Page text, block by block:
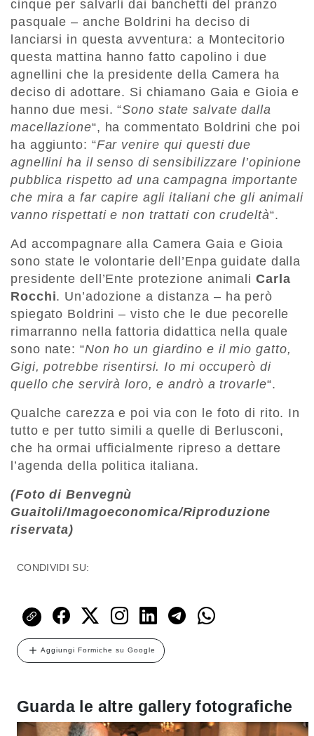
cinque per salvarli dai banchetti del pranzo
pasquale – anche Boldrini ha deciso di
lanciarsi in questa avventura: a Montecitorio
questa mattina hanno fatto capolino i due
agnellini che la presidente della Camera ha
deciso di adottare. Si chiamano Gaia e Gioia e
hanno due mesi. “Sono state salvate dalla
macellazione“, ha commentato Boldrini che poi
ha aggiunto: “Far venire qui questi due
agnellini ha il senso di sensibilizzare l’opinione
pubblica rispetto ad una campagna importante
che mira a far capire agli italiani che gli animali
vanno rispettati e non trattati con crudeltà“.
Ad accompagnare alla Camera Gaia e Gioia
sono state le volontarie dell’Enpa guidate dalla
presidente dell’Ente protezione animali Carla
Rocchi. Un’adozione a distanza – ha però
spiegato Boldrini – visto che le due pecorelle
rimarranno nella fattoria didattica nella quale
sono nate: “Non ho un giardino e il mio gatto,
Gigi, potrebbe risentirsi. Io mi occuperò di
quello che servirà loro, e andrò a trovarle“.
Qualche carezza e poi via con le foto di rito. In
tutto e per tutto simili a quelle di Berlusconi,
che ha ormai ufficialmente ripreso a dettare
l’agenda della politica italiana.
(Foto di Benvegnù
Guaitoli/Imagoeconomica/Riproduzione
riservata)
CONDIVIDI SU:
Aggiungi Formiche su Google
Guarda le altre gallery fotografiche